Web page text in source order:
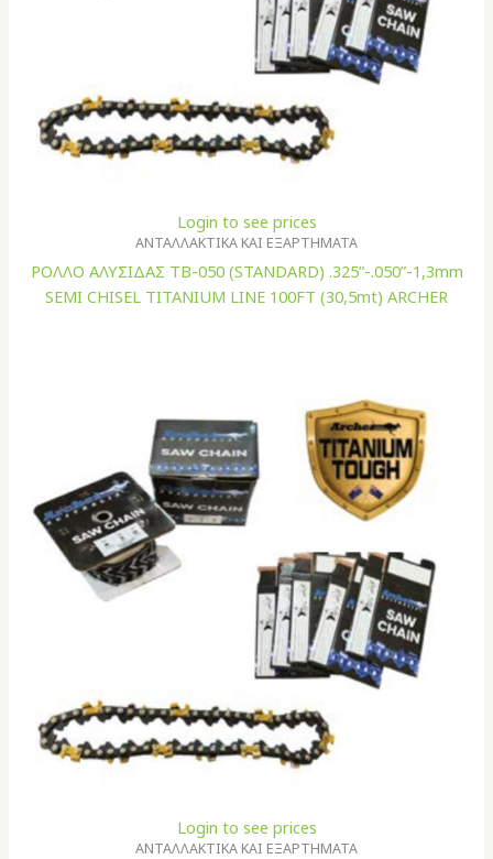
Login to see prices
ΑΝΤΑΛΛΑΚΤΙΚΑ ΚΑΙ ΕΞΑΡΤΗΜΑΤΑ
ΡΟΛΛΟ ΑΛΥΣΙΔΑΣ TB-050 (STANDARD) .325”-.050”-1,3mm
SEMI CHISEL TITANIUM LINE 100FT (30,5mt) ARCHER
Login to see prices
ΑΝΤΑΛΛΑΚΤΙΚΑ ΚΑΙ ΕΞΑΡΤΗΜΑΤΑ